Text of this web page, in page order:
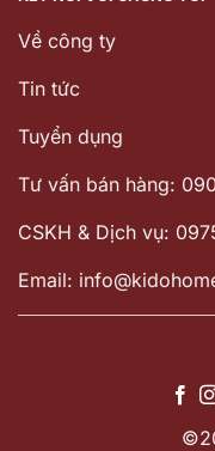
Về công ty
Tin tức
Tuyển dụng
Tư vấn bán hàng:
CSKH & Dịch vụ:
Email: